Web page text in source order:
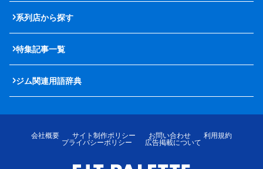
系列店から探す
特集記事一覧
ジム関連用語辞典
会社概要 サイト制作ポリシー お問い合わせ
利用規約
プライバシーポリシー
広告掲載について